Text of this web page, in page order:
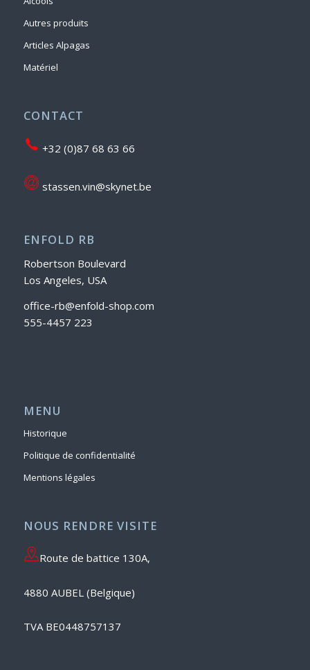
Autres produits
Articles Alpagas
Matériel
CONTACT
+32 (0)87 68 63 66
stassen.vin@skynet.be
ENFOLD RB
Robertson Boulevard
Los Angeles, USA
office-rb@enfold-shop.com
555-4457 223
MENU
Historique
Politique de confidentialité
Mentions légales
NOUS RENDRE VISITE
Route de battice 130A,
4880 AUBEL (Belgique)
TVA BE0448757137